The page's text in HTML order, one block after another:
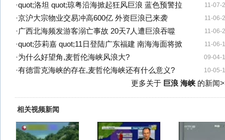
11-07-
·quot;洛坦 quot;琼粤沿海掀起狂风巨浪 蓝色预警拉
11-06-
·京沪大宗物业交易冲高600亿 外资巨浪已来袭
11-06-
·广西北海频发游客溺亡事故 20天7人遭巨浪吞噬
11-06-
·quot;莎莉嘉 quot;11日登陆广东福建 南海海面将掀
09-04-
·为什么好望角,麦哲伦海峡风浪大?
10-05-
·有德雷克海峡的存在,麦哲伦海峡还有什么意义?
更多关于 巨浪 海峡的新闻
相关视频新闻